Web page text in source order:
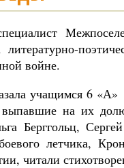
литературно-
войне.
учащимся 6
на их
Берггольц,
летчика,
читали